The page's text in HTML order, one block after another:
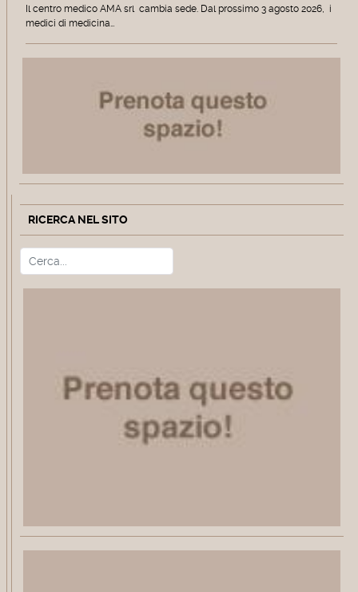
Il centro medico AMA srl cambia sede. Dal prossimo 3 agosto 2026, i
medici di medicina…
RICERCA NEL SITO
Cerca Type 2 or more characters for